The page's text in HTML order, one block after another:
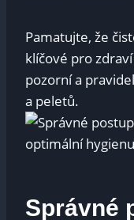
Pamatujte, že
klíčové pro
pozorní a
a peletů.
Správné